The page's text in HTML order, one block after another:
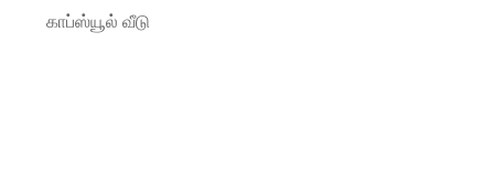
காப்ஸ்யூல் வீடு